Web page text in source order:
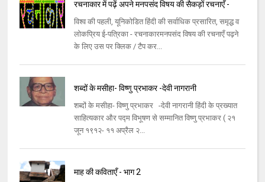
रचनाकार में पढ़ें अपने मनपसंद विषय की सैकड़ों रचनाएँ -
विश्व की पहली, यूनिकोडित हिंदी की सर्वाधिक प्रसारित, समृद्ध व
लोकप्रिय ई-पत्रिका - रचनाकारमनपसंद विषय की रचनाएँ पढ़ने
के लिए उस पर क्लिक / टैप कर...
शब्दों के मसीहा- विष्णु प्रभाकर -देवी नागरानी
शब्दों के मसीहा- विष्णु प्रभाकर -देवी नागरानी हिंदी के प्रख्यात
साहित्यकार और पद्म विभूषण से सम्मानित विष्णु प्रभाकर ( २१
जून १९१२- ११ अप्रैल २...
माह की कविताएँ - भाग 2